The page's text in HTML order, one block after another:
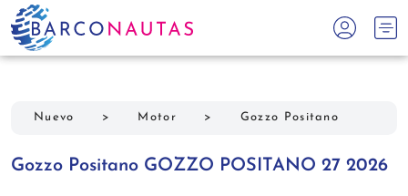
Nuevo > Motor > Gozzo Positano
Gozzo Positano GOZZO POSITANO 27 2026